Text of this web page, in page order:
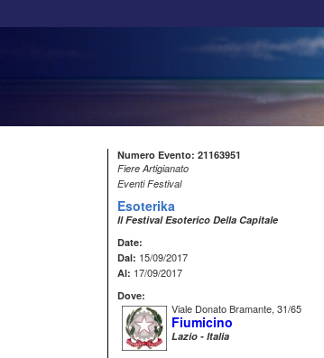
Numero Evento: 21163951
Fiere Artigianato
Eventi Festival
Esoterika
Il Festival Esoterico Della Capitale
Date:
Dal: 15/09/2017
Al: 17/09/2017
Dove:
Viale Donato Bramante, 31/65
Fiumicino
Lazio - Italia